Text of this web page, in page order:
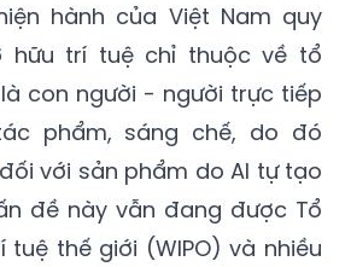
hành của Việt Nam quy
hữu trí tuệ chỉ thuộc về tổ
con người - người trực tiếp
phẩm, sáng chế, do đó
với sản phẩm do AI tự tạo
đề này vẫn đang được Tổ
tuệ thế giới (WIPO) và nhiều